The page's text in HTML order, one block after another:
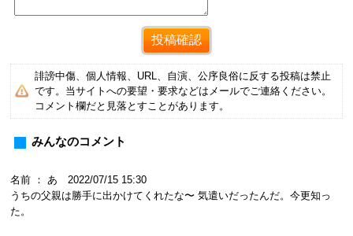
誹謗中傷、個人情報、URL、自演、公序良俗に反する投稿は禁止
です。当サイトへの要望・要求などはメールでご連絡ください。
コメント欄だと見落とすことがあります。
みんなのコメント
名前 ： あ 2022/07/15 15:30
うちの父親は勝手に出かけてくれたな〜 気遣いだったんだ。今更知っ
た。